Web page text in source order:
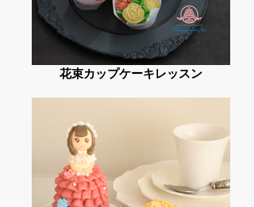
花束カップケーキレッスン